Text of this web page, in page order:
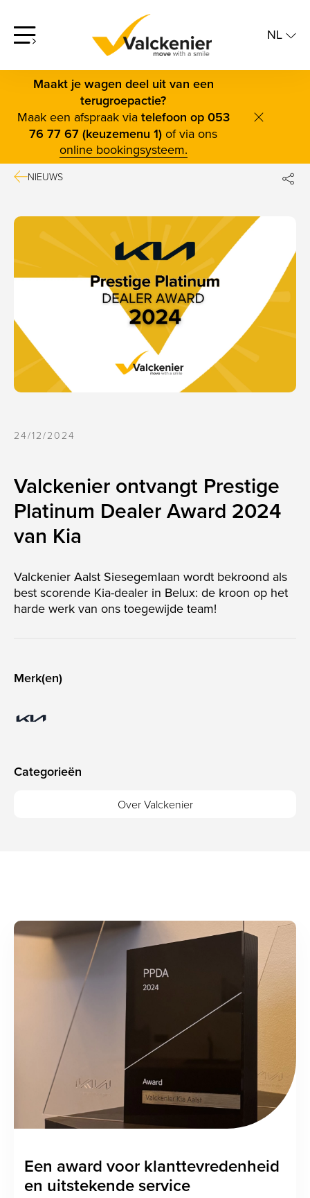
screenreader.open offcanvas menu
NL
Maakt je wagen deel uit van een
terugroepactie?
Maak een afspraak via telefoon op 053
76 77 67 (keuzemenu 1) of via ons
online bookingsysteem.
NIEUWS
24/12/2024
Valckenier ontvangt Prestige
Platinum Dealer Award 2024
van Kia
Valckenier Aalst Siesegemlaan wordt bekroond als
best scorende Kia-dealer in Belux: de kroon op het
harde werk van ons toegewijde team!
Merk(en)
Categorieën
Over Valckenier
Een award voor klanttevredenheid
en uitstekende service